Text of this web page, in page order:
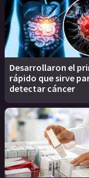
Desarrollaron el
rápido que sirve
detectar cáncer